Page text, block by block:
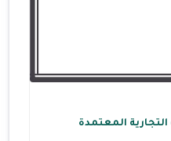
المعتمدة